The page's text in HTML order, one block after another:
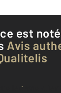
est
Avis
les avis